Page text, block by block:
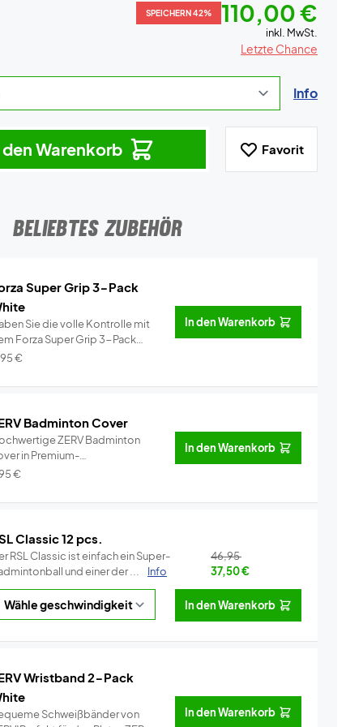
SPEICHERN 42% 110,00 €
inkl. MwSt.
Letzte Chance
Info
den Warenkorb Favorit
BELIEBTES ZUBEHÖR
Super Grip 3-Pack
Sie die volle Kontrolle mit
Forza Super Grip 3-Pack
€
In den Warenkorb
Badminton Cover
ZERV Badminton
in Premium-
für...
€
In den Warenkorb
Classic 12 pcs.
RSL Classic ist einfach ein Super-
und einer der ...
Info
46,95
37,50€
In den Warenkorb
Wristband 2-Pack
Schweißbänder von
In den Warenkorb